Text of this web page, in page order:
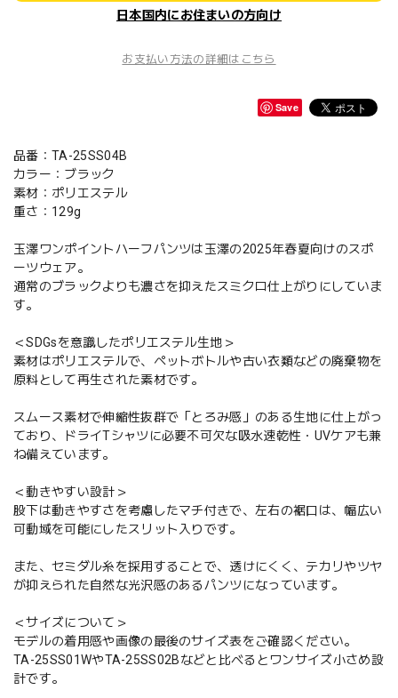
日本国内にお住まいの方向け
お支払い方法の詳細はこちら
Save
品番：TA-25SS04B
カラー：ブラック
素材：ポリエステル
重さ：129g
玉澤ワンポイントハーフパンツは玉澤の2025年春夏向けのスポ
ーツウェア。
通常のブラックよりも濃さを抑えたスミクロ仕上がりにしていま
す。
＜SDGsを意識したポリエステル生地＞
素材はポリエステルで、ペットボトルや古い衣類などの廃棄物を
原料として再生された素材です。
スムース素材で伸縮性抜群で「とろみ感」のある生地に仕上がっ
ており、ドライTシャツに必要不可欠な吸水速乾性・UVケアも兼
ね備えています。
＜動きやすい設計＞
股下は動きやすさを考慮したマチ付きで、左右の裾口は、幅広い
可動域を可能にしたスリット入りです。
また、セミダル糸を採用することで、透けにくく、テカリやツヤ
が抑えられた自然な光沢感のあるパンツになっています。
＜サイズについて＞
モデルの着用感や画像の最後のサイズ表をご確認ください。
TA-25SS01WやTA-25SS02Bなどと比べるとワンサイズ小さめ設
計です。